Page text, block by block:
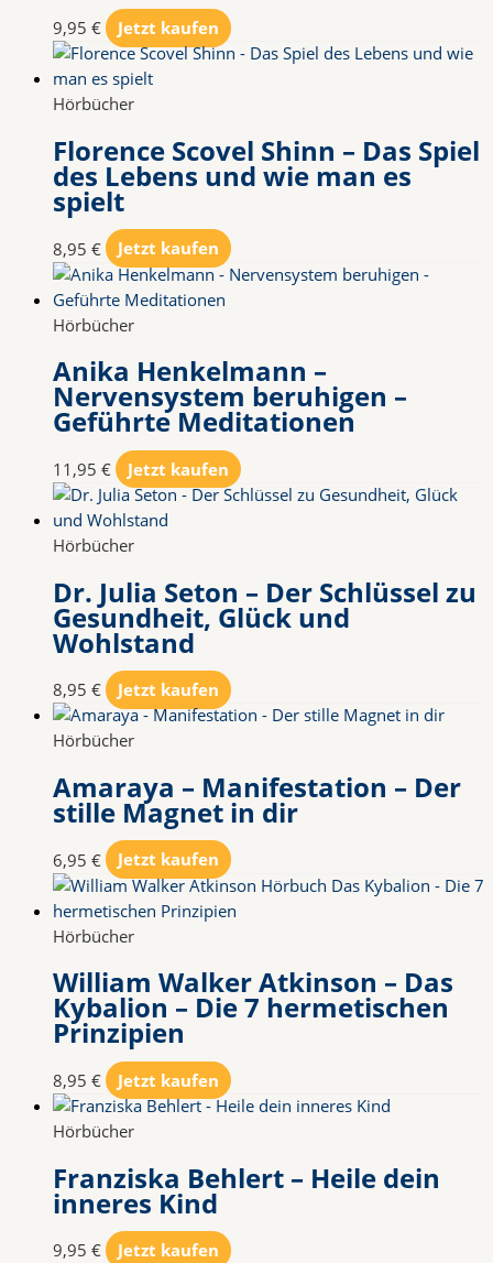
9,95 € Jetzt kaufen
Hörbücher
Florence Scovel Shinn – Das Spiel
des Lebens und wie man es
spielt
8,95 € Jetzt kaufen
Hörbücher
Anika Henkelmann –
Nervensystem beruhigen –
Geführte Meditationen
11,95 € Jetzt kaufen
Hörbücher
Dr. Julia Seton – Der Schlüssel zu
Gesundheit, Glück und
Wohlstand
8,95 € Jetzt kaufen
Hörbücher
Amaraya – Manifestation – Der
stille Magnet in dir
6,95 € Jetzt kaufen
Hörbücher
William Walker Atkinson – Das
Kybalion – Die 7 hermetischen
Prinzipien
8,95 € Jetzt kaufen
Hörbücher
Franziska Behlert – Heile dein
inneres Kind
9,95 € Jetzt kaufen